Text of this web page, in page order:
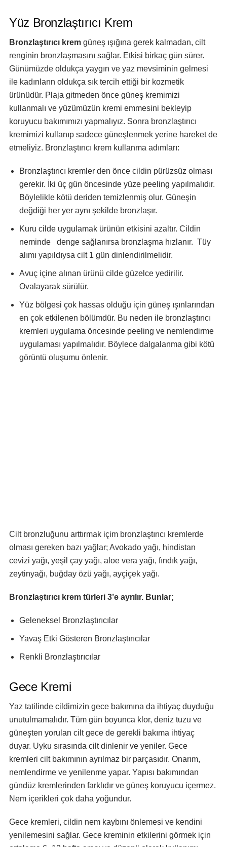
Yüz Bronzlaştırıcı Krem
Bronzlaştırıcı krem güneş ışığına gerek kalmadan, cilt
renginin bronzlaşmasını sağlar. Etkisi birkaç gün sürer.
Günümüzde oldukça yaygın ve yaz mevsiminin gelmesi
ile kadınların oldukça sık tercih ettiği bir kozmetik
ürünüdür. Plaja gitmeden önce güneş kremimizi
kullanmalı ve yüzümüzün kremi emmesini bekleyip
koruyucu bakımımızı yapmalıyız. Sonra bronzlaştırıcı
kremimizi kullanıp sadece güneşlenmek yerine hareket de
etmeliyiz. Bronzlaştırıcı krem kullanma adımları:
Bronzlaştırıcı kremler den önce cildin pürüzsüz olması
gerekir. İki üç gün öncesinde yüze peeling yapılmalıdır.
Böylelikle kötü deriden temizlenmiş olur. Güneşin
değdiği her yer aynı şekilde bronzlaşır.
Kuru cilde uygulamak ürünün etkisini azaltır. Cildin
neminde denge sağlanırsa bronzlaşma hızlanır. Tüy
alımı yapıldıysa cilt 1 gün dinlendirilmelidir.
Avuç içine alınan ürünü cilde güzelce yedirilir.
Ovalayarak sürülür.
Yüz bölgesi çok hassas olduğu için güneş ışınlarından
en çok etkilenen bölümdür. Bu neden ile bronzlaştırıcı
kremleri uygulama öncesinde peeling ve nemlendirme
uygulaması yapılmalıdır. Böylece dalgalanma gibi kötü
görüntü oluşumu önlenir.
Cilt bronzluğunu arttırmak içim bronzlaştırıcı kremlerde
olması gereken bazı yağlar; Avokado yağı, hindistan
cevizi yağı, yeşil çay yağı, aloe vera yağı, fındık yağı,
zeytinyağı, buğday özü yağı, ayçiçek yağı.
Bronzlaştırıcı krem türleri 3’e ayrılır. Bunlar;
Geleneksel Bronzlaştırıcılar
Yavaş Etki Gösteren Bronzlaştırıcılar
Renkli Bronzlaştırıcılar
Gece Kremi
Yaz tatilinde cildimizin gece bakımına da ihtiyaç duyduğu
unutulmamalıdır. Tüm gün boyunca klor, deniz tuzu ve
güneşten yorulan cilt gece de gerekli bakıma ihtiyaç
duyar. Uyku sırasında cilt dinlenir ve yeniler. Gece
kremleri cilt bakımının ayrılmaz bir parçasıdır. Onarım,
nemlendirme ve yenilenme yapar. Yapısı bakımından
gündüz kremlerinden farklıdır ve güneş koruyucu içermez.
Nem içerikleri çok daha yoğundur.
Gece kremleri, cildin nem kaybını önlemesi ve kendini
yenilemesini sağlar. Gece kreminin etkilerini görmek için